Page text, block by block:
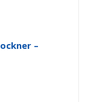
–